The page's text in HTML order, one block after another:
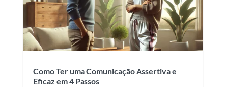
Como Ter uma Comunicação Assertiva e
Eficaz em 4 Passos